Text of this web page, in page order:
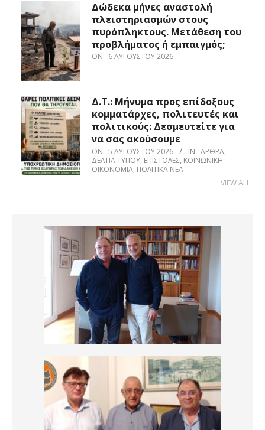
Δώδεκα μήνες αναστολή
πλειστηριασμών στους
πυρόπληκτους. Μετάθεση του
προβλήματος ή εμπαιγμός;
ON: 6 ΑΥΓΟΎΣΤΟΥ 2026
Δ.Τ.: Μήνυμα προς επίδοξους
κομματάρχες, πολιτευτές και
πολιτικούς: Δεσμευτείτε για
να σας ακούσουμε
ON: 5 ΑΥΓΟΎΣΤΟΥ 2026 IN: ΆΡΘΡΑ,
ΔΕΛΤΊΑ ΤΎΠΟΥ, ΕΠΙΣΤΟΛΈΣ, ΚΟΙΝΩΝΙΚΉ
ΟΙΚΟΝΟΜΊΑ, ΠΟΛΙΤΙΚΆ ΝΈΑ
VIEW ALL